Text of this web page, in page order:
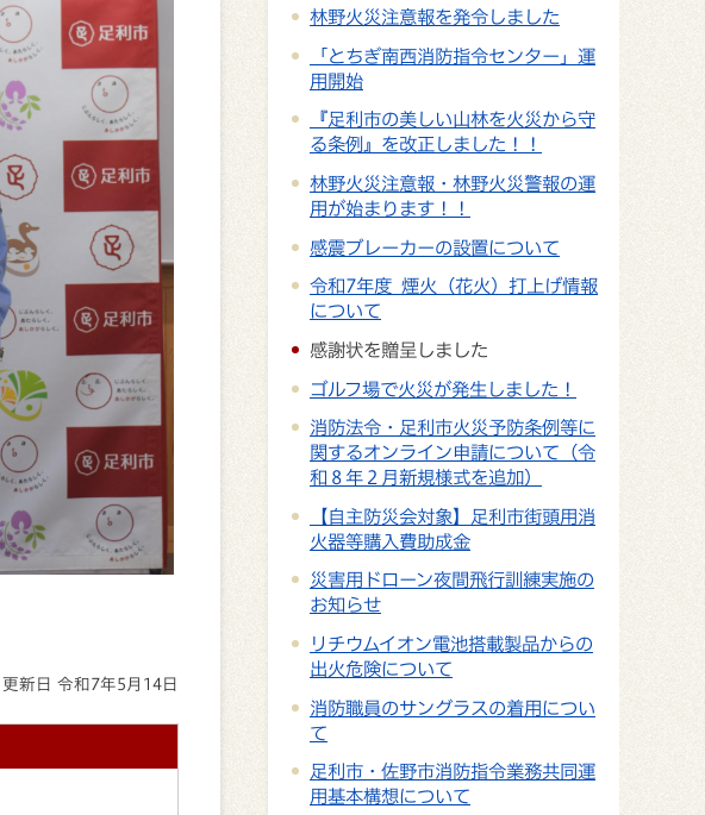
更新日 令和7年5月14日
林野火災注意報を発令しました
「とちぎ南西消防指令センター」運
用開始
『足利市の美しい山林を火災から守
る条例』を改正しました！！
林野火災注意報・林野火災警報の運
用が始まります！！
感震ブレーカーの設置について
令和7年度 煙火（花火）打上げ情報
について
感謝状を贈呈しました
ゴルフ場で火災が発生しました！
消防法令・足利市火災予防条例等に
関するオンライン申請について（令
和８年２月新規様式を追加）
【自主防災会対象】足利市街頭用消
火器等購入費助成金
災害用ドローン夜間飛行訓練実施の
お知らせ
リチウムイオン電池搭載製品からの
出火危険について
消防職員のサングラスの着用につい
て
足利市・佐野市消防指令業務共同運
用基本構想について